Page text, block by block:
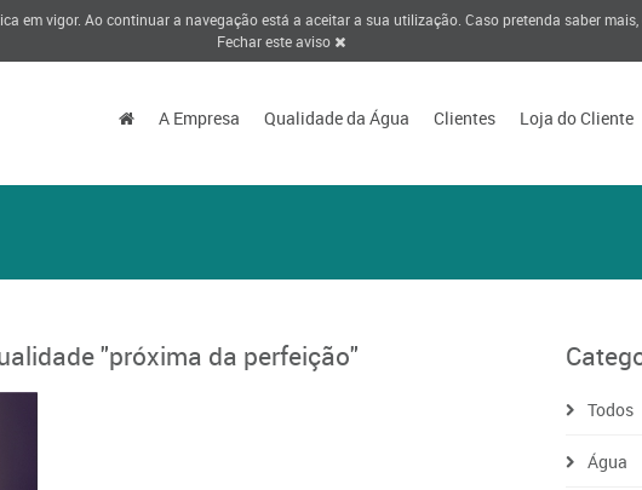
em vigor. Ao continuar a navegação está a aceitar a sua utilização. Caso pretenda saber
Fechar este aviso
A Empresa Qualidade da Água Clientes Loja do Cliente
"próxima da perfeição"
Todos
Água